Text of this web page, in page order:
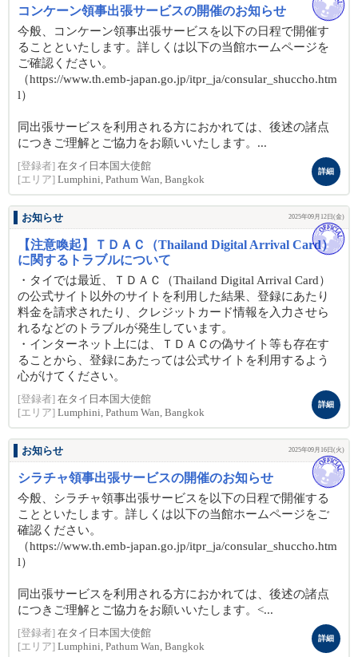
コンケーン領事出張サービスの開催のお知らせ
今般、コンケーン領事出張サービスを以下の日程で開催す
ることといたします。詳しくは以下の当館ホームページを
ご確認ください。
（https://www.th.emb-japan.go.jp/itpr_ja/consular_shuccho.htm
l）
同出張サービスを利用される方におかれては、後述の諸点
につきご理解とご協力をお願いいたします。...
[登録者] 在タイ日本国大使館
[エリア] Lumphini, Pathum Wan, Bangkok
詳細
お知らせ 2025年09月12日(金)
【注意喚起】ＴＤＡＣ（Thailand Digital Arrival Card）
に関するトラブルについて
・タイでは最近、ＴＤＡＣ（Thailand Digital Arrival Card）
の公式サイト以外のサイトを利用した結果、登録にあたり
料金を請求されたり、クレジットカード情報を入力させら
れるなどのトラブルが発生しています。
・インターネット上には、ＴＤＡＣの偽サイト等も存在す
ることから、登録にあたっては公式サイトを利用するよう
心がけてください。
[登録者] 在タイ日本国大使館
[エリア] Lumphini, Pathum Wan, Bangkok
詳細
お知らせ 2025年09月16日(火)
シラチャ領事出張サービスの開催のお知らせ
今般、シラチャ領事出張サービスを以下の日程で開催する
ことといたします。詳しくは以下の当館ホームページをご
確認ください。
（https://www.th.emb-japan.go.jp/itpr_ja/consular_shuccho.htm
l）
同出張サービスを利用される方におかれては、後述の諸点
につきご理解とご協力をお願いいたします。<...
[登録者] 在タイ日本国大使館
[エリア] Lumphini, Pathum Wan, Bangkok
詳細